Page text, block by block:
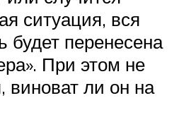
ситуация, вся
будет перенесена
При этом не
виноват ли он на